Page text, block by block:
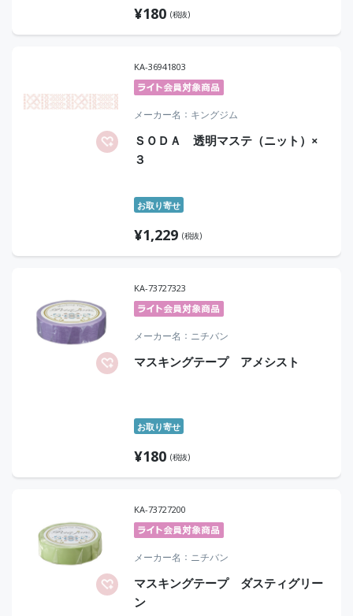
¥180 (税抜)
KA-36941803
メーカー名 キングジム
ＳＯＤＡ 透明マステ（ニット）×
３
お取り寄せ
¥1,229 (税抜)
KA-73727323
メーカー名 ニチバン
マスキングテープ アメシスト
お取り寄せ
¥180 (税抜)
KA-73727200
メーカー名 ニチバン
マスキングテープ ダスティグリー
ン